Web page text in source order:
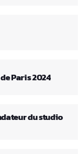
Paris 2024
du studio